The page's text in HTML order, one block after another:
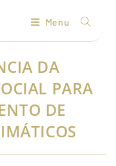
Menu
DA
PARA
DE